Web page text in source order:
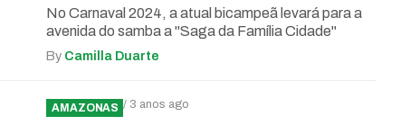
No Carnaval 2024, a atual bicampeã levará para a
avenida do samba a "Saga da Família Cidade"
By Camilla Duarte
AMAZONAS / 3 anos ago